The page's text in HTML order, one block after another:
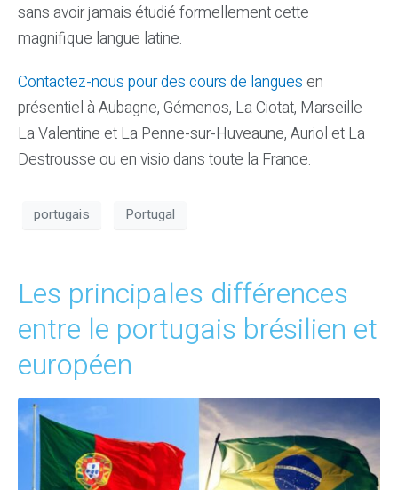
sans avoir jamais étudié formellement cette
magnifique langue latine.
Contactez-nous pour des cours de langues en
présentiel à Aubagne, Gémenos, La Ciotat, Marseille
La Valentine et La Penne-sur-Huveaune, Auriol et La
Destrousse ou en visio dans toute la France.
portugais Portugal
Les principales différences
entre le portugais brésilien et
européen